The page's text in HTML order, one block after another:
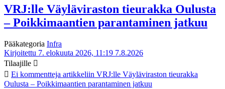
VRJ:lle Väyläviraston tieurakka Oulusta
– Poikkimaantien parantaminen jatkuu
Pääkategoria Infra
Kirjoitettu 7. elokuuta 2026, 11:19 7.8.2026
Tilaajille
Ei kommentteja artikkeliin VRJ:lle Väyläviraston tieurakka
Oulusta – Poikkimaantien parantaminen jatkuu